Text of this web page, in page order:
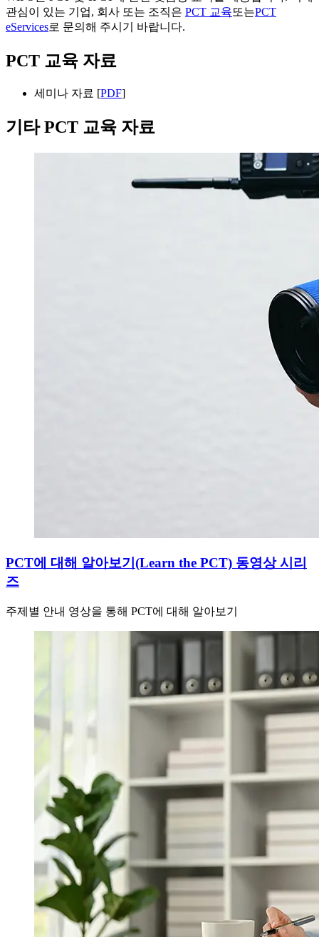
관심이 있는 기업, 회사 또는 조직은 PCT 교육또는PCT
eServices로 문의해 주시기 바랍니다.
PCT 교육 자료
세미나 자료 [PDF]
기타 PCT 교육 자료
PCT에 대해 알아보기(Learn the PCT) 동영상 시리
즈
주제별 안내 영상을 통해 PCT에 대해 알아보기